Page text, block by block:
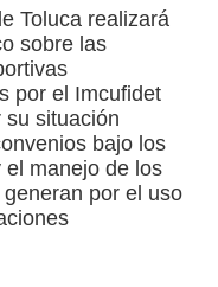
Toluca realizará
sobre las
por el Imcufidet
su situación
bajo los
el manejo de los
por el uso